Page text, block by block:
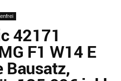
42171
F1 W14 E
Bausatz,